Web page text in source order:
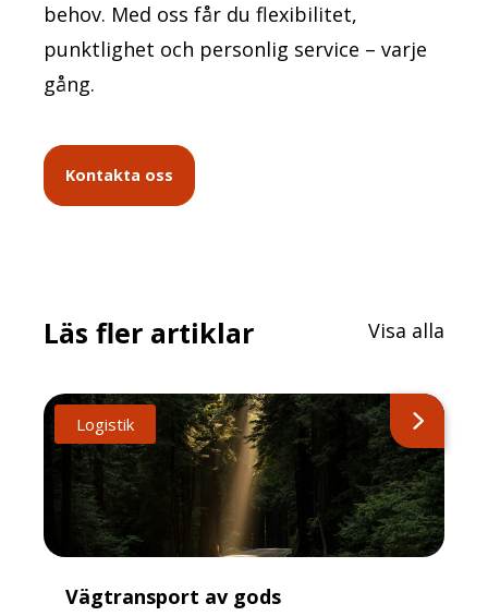
behov. Med oss får du flexibilitet,
punktlighet och personlig service – varje
gång.
Kontakta oss
Läs fler artiklar Visa alla
Logistik
Vägtransport av gods